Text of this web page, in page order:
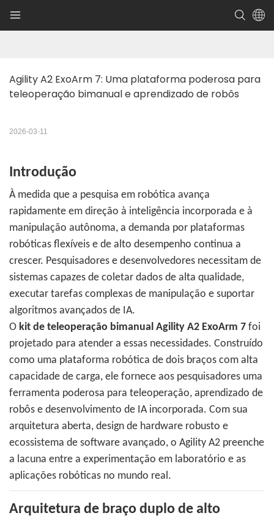
Agility A2 ExoArm 7: Uma plataforma poderosa para
teleoperação bimanual e aprendizado de robôs
2026-03-11
Introdução
À medida que a pesquisa em robótica avança
rapidamente em direção à inteligência incorporada e à
manipulação autônoma, a demanda por plataformas
robóticas flexíveis e de alto desempenho continua a
crescer. Pesquisadores e desenvolvedores necessitam de
sistemas capazes de coletar dados de alta qualidade,
executar tarefas complexas de manipulação e suportar
algoritmos avançados de IA.
O kit de teleoperação bimanual Agility A2 ExoArm 7 foi
projetado para atender a essas necessidades. Construído
como uma plataforma robótica de dois braços com alta
capacidade de carga, ele fornece aos pesquisadores uma
ferramenta poderosa para teleoperação, aprendizado de
robôs e desenvolvimento de IA incorporada. Com sua
arquitetura aberta, design de hardware robusto e
ecossistema de software avançado, o Agility A2 preenche
a lacuna entre a experimentação em laboratório e as
aplicações robóticas no mundo real.
Arquitetura de braço duplo de alto